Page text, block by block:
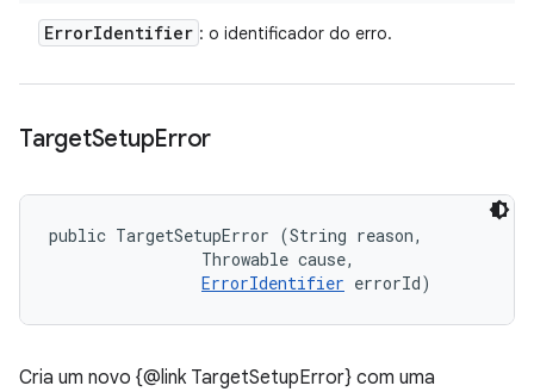
ErrorIdentifier : o identificador do erro.
TargetSetupError
public TargetSetupError (String reason,
                Throwable cause,
ErrorIdentifier errorId)
Cria um novo {@link TargetSetupError} com uma